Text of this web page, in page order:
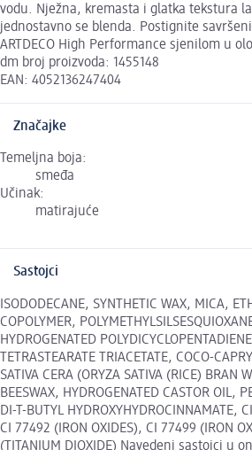
vodu. Nježna, kremasta i glatka tekstura
jednostavno se blenda. Postignite
ARTDECO High Performance sjenilom u
dm broj proizvoda: 1455148
EAN: 4052136247404
Značajke
Temeljna boja:
smeđa
Učinak:
matirajuće
Sastojci
ISODODECANE, SYNTHETIC WAX, MICA,
COPOLYMER,
HYDROGENATED
TETRASTEARATE TRIACETATE, COCO-
SATIVA CERA (ORYZA SATIVA (RICE) BRAN
BEESWAX, HYDROGENATED CASTOR OIL,
DI-T-BUTYL HYDROXYHYDROCINNAMATE,
CI 77492 (IRON OXIDES), CI 77499 (IRON
(TITANIUM DIOXIDE) Navedeni sastojci u